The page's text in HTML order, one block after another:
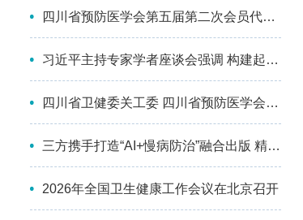
四川省预防医学会第五届第二次会员代表大会暨第三次理事会议成功召开
习近平主持专家学者座谈会强调 构建起强大的公共卫生体系 为维护人民健康提供有力保障
四川省卫健委关工委 四川省预防医学会为彭州市儿童青少年心理健康关爱中心授牌并参加座谈
三方携手打造“AI+慢病防治”融合出版 精品丛书，助力基层防治能力提升 ——《人工智能+慢性病基层综合防治系列丛书》项目正式启动
2026年全国卫生健康工作会议在北京召开